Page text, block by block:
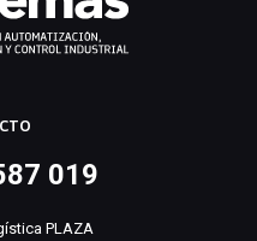
019
PLAZA